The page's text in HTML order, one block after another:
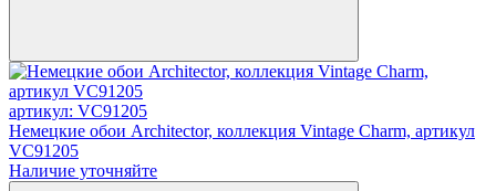
артикул: VC91205
Немецкие обои Architector, коллекция Vintage Charm, артикул
VC91205
Наличие уточняйте